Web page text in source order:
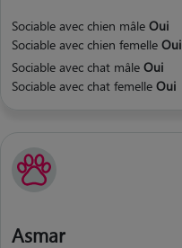
Sociable avec chien mâle Oui
Sociable avec chien femelle Oui
Sociable avec chat mâle Oui
Sociable avec chat femelle Oui
Asmar